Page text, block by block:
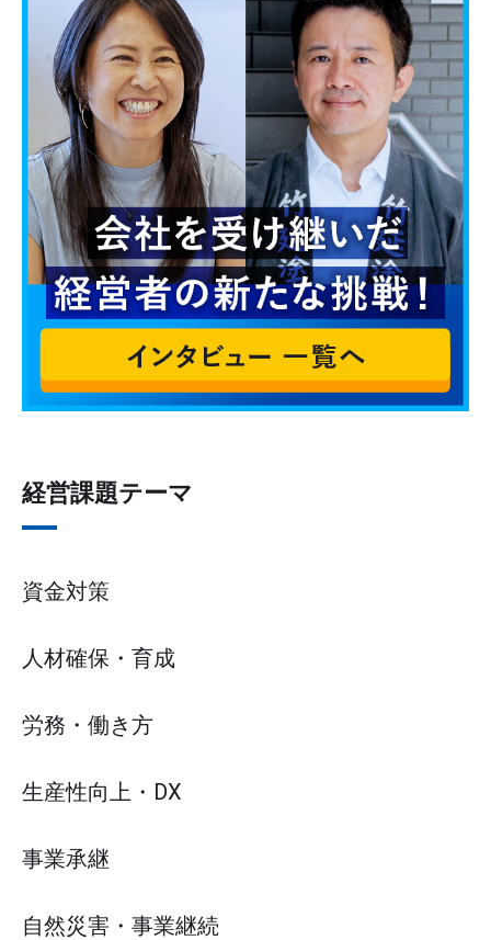
経営課題テーマ
資金対策
人材確保・育成
労務・働き方
生産性向上・DX
事業承継
自然災害・事業継続